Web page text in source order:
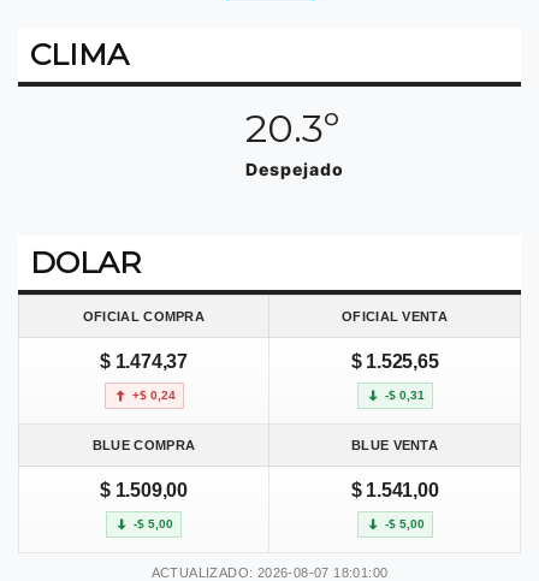
CLIMA
20.3º
Despejado
DOLAR
OFICIAL COMPRA OFICIAL VENTA
$ 1.474,37
+$ 0,24
$ 1.525,65
-$ 0,31
BLUE COMPRA BLUE VENTA
$ 1.509,00
-$ 5,00
$ 1.541,00
-$ 5,00
ACTUALIZADO: 2026-08-07 18:01:00